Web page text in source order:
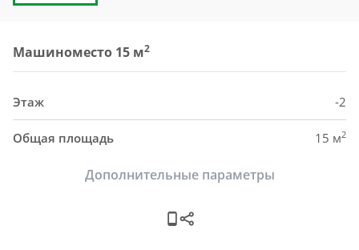
Машиноместо 15 м2
Этаж -2
Общая площадь 15 м2
Дополнительные параметры